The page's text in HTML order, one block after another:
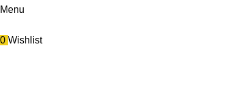
Menu
0 Wishlist